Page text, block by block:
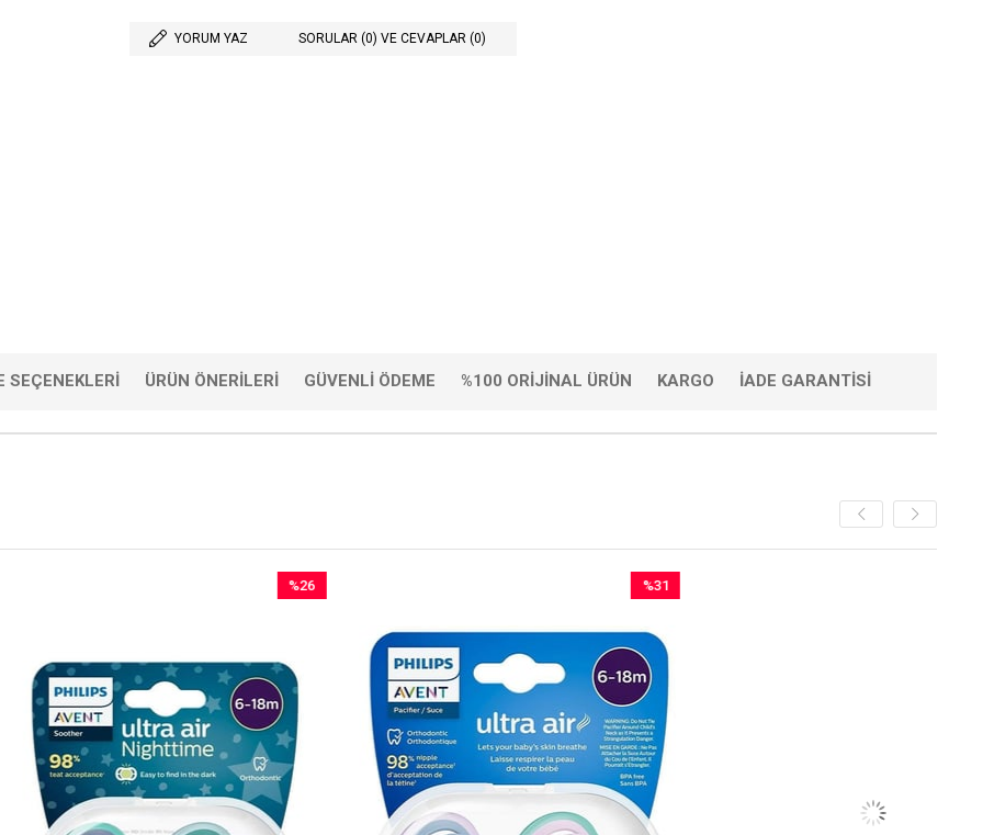
YORUM YAZ SORULAR (0) VE CEVAPLAR (0)
SEÇENEKLERI ÜRÜN ÖNERILERI GÜVENLI ÖDEME %100 ORIJINAL ÜRÜN KARGO İADE GARANTISI